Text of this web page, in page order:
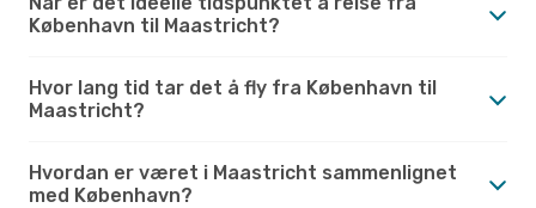
København til Maastricht?
Hvor lang tid tar det å fly fra København til
Maastricht?
Hvordan er været i Maastricht sammenlignet
med København?